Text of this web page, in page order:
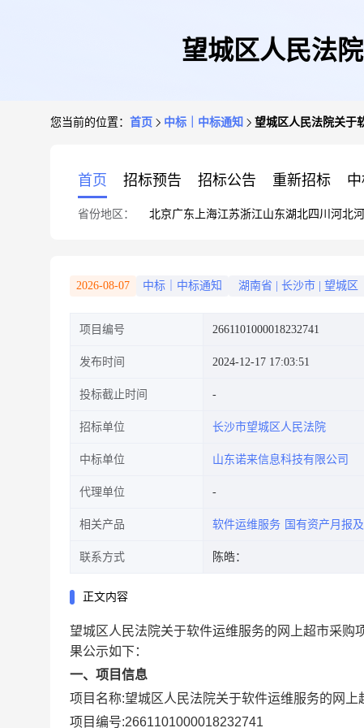
望城区人民法
您当前的位置： 首页 中标｜中标通知 望城区人民法院关于
首页 招标预告 招标公告 重新招标
省份地区： 北京广东 上海江苏浙江山东湖北四川 河北
2026-08-07 中标｜中标通知 湖南省 长沙市 望城区
项目编号 2661101000018232741
发布时间 2024-12-17 17:03:51
投标截止时间
招标单位 长沙市望城区人民法院
中标单位 山东诺来信息科技有限公司
代理单位
相关产品 软件运维服务 国有资产月报
联系方式 陈皓：
正文内容
望城区人民法院关于软件运维服务的网上超市采购
果公示如下：
一、项目信息
项目名称:望城区人民法院关于软件运维服务的网上
项目编号:2661101000018232741